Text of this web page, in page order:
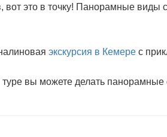
вот это в точку! Панорамные виды
экскурсия в Кемере с
вы можете делать панорамные